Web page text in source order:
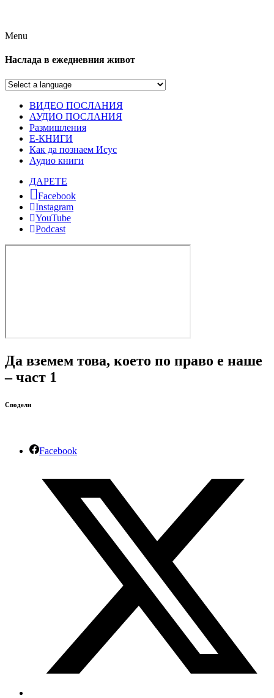
Menu
Наслада в ежедневния живот
ВИДЕО ПОСЛАНИЯ
АУДИО ПОСЛАНИЯ
Размишления
Е-КНИГИ
Как да познаем Исус
Аудио книги
ДАРЕТЕ
Facebook
Instagram
YouTube
Podcast
Да вземем това, което по право е наше
– част 1
Сподели
Facebook